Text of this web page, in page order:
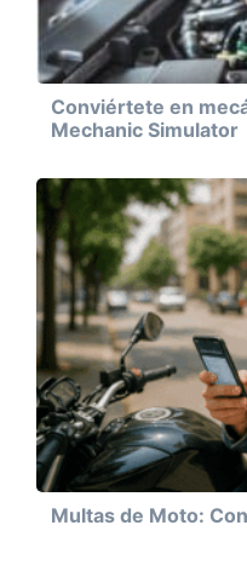
Conviértete en
Mechanic Simulator
Multas de Moto: